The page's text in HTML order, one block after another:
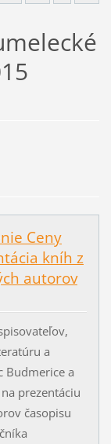
Ceny
kníh z
autorov
a
Budmerice a
prezentáciu
časopisu